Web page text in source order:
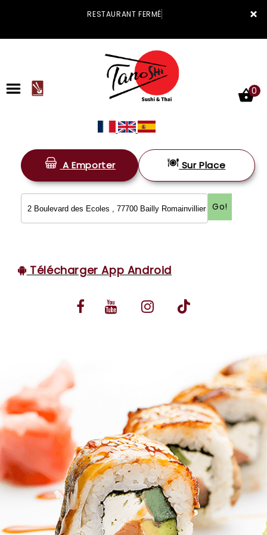
×
RESTAURANT FERMÉ
ACCUEIL
LA CARTE
VOS AVIS
MENTIONS LÉGALES
0
A Emporter Sur Place
Go!
Télécharger App Android